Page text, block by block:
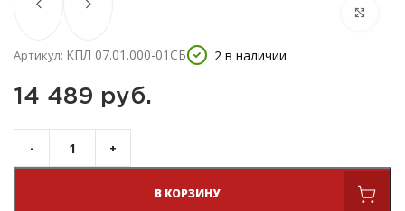
Артикул: КПЛ 07.01.000-01СБ 2 в наличии
14 489 руб.
В КОРЗИНУ